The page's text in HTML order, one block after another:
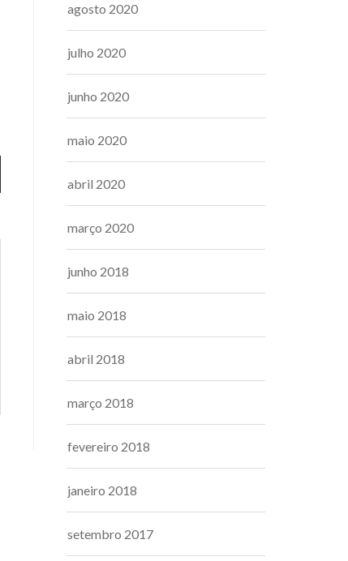
agosto 2020
julho 2020
junho 2020
maio 2020
abril 2020
março 2020
junho 2018
maio 2018
abril 2018
março 2018
fevereiro 2018
janeiro 2018
setembro 2017